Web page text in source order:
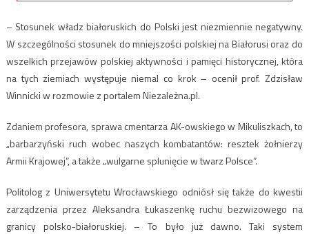
– Stosunek władz białoruskich do Polski jest niezmiennie negatywny.
W szczególności stosunek do mniejszości polskiej na Białorusi oraz do
wszelkich przejawów polskiej aktywności i pamięci historycznej, która
na tych ziemiach występuje niemal co krok – ocenił prof. Zdzisław
Winnicki w rozmowie z portalem Niezależna.pl.
Zdaniem profesora, sprawa cmentarza AK-owskiego w Mikuliszkach, to
„barbarzyński ruch wobec naszych kombatantów: resztek żołnierzy
Armii Krajowej”, a także „wulgarne splunięcie w twarz Polsce”.
Politolog z Uniwersytetu Wrocławskiego odniósł się także do kwestii
zarządzenia przez Aleksandra Łukaszenkę ruchu bezwizowego na
granicy polsko-białoruskiej. – To było już dawno. Taki system